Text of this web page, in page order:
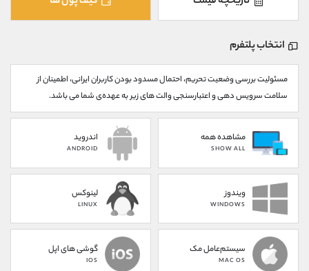
انتخاب پلتفرم
مسئولیت بررسی وضعیت تحریم، احتمال مسدود بودن کاربران ایرانی، اطمینان از
سلامت سرویس دهی و اعتبارسنجی والت های زیر به عهده‌ی شما می باشد.
مشاهده همه
SHOW ALL
اندروید
ANDROID
ویندوز
WINDOWS
لینوکس
LINUX
سیستم‌عامل مک
MAC OS
گوشی های اپل
IOS
@alirezamehrabi_official